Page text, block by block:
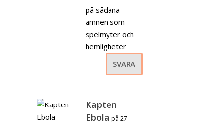
på sådana
ämnen som
spelmyter och
hemligheter
SVARA
Kapten
Ebola på 27